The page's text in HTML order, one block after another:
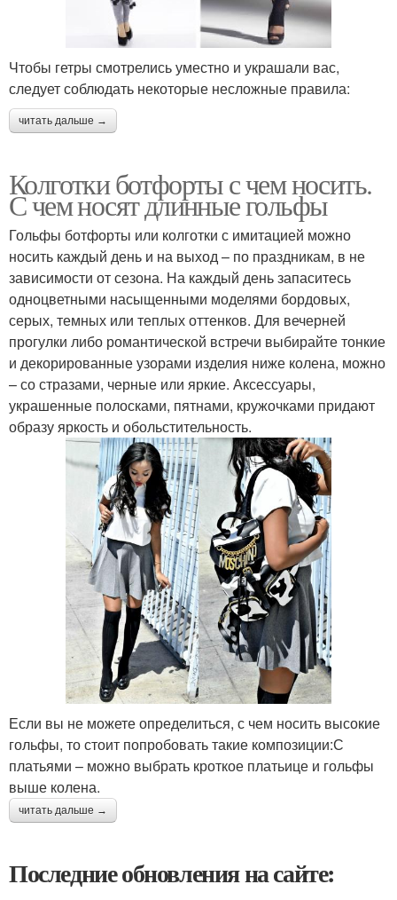
Чтобы гетры смотрелись уместно и украшали вас,
следует соблюдать некоторые несложные правила:
читать дальше →
Колготки ботфорты с чем носить.
С чем носят длинные гольфы
Гольфы ботфорты или колготки с имитацией можно
носить каждый день и на выход – по праздникам, в не
зависимости от сезона. На каждый день запаситесь
одноцветными насыщенными моделями бордовых,
серых, темных или теплых оттенков. Для вечерней
прогулки либо романтической встречи выбирайте тонкие
и декорированные узорами изделия ниже колена, можно
– со стразами, черные или яркие. Аксессуары,
украшенные полосками, пятнами, кружочками придают
образу яркость и обольстительность.
Если вы не можете определиться, с чем носить высокие
гольфы, то стоит попробовать такие композиции:С
платьями – можно выбрать кроткое платьице и гольфы
выше колена.
читать дальше →
Последние обновления на сайте: